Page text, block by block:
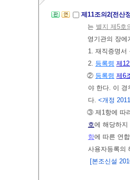
제11조의2(전산
는 별지 제5호
영기관의 장
1. 재직증명서
2. 등록령 제
② 등록령 제6
야 한다. 이 경
다. <개정
③ 제1항에 따
호에 해당하지
항에 따른 연
사용자등록의
[본조신설